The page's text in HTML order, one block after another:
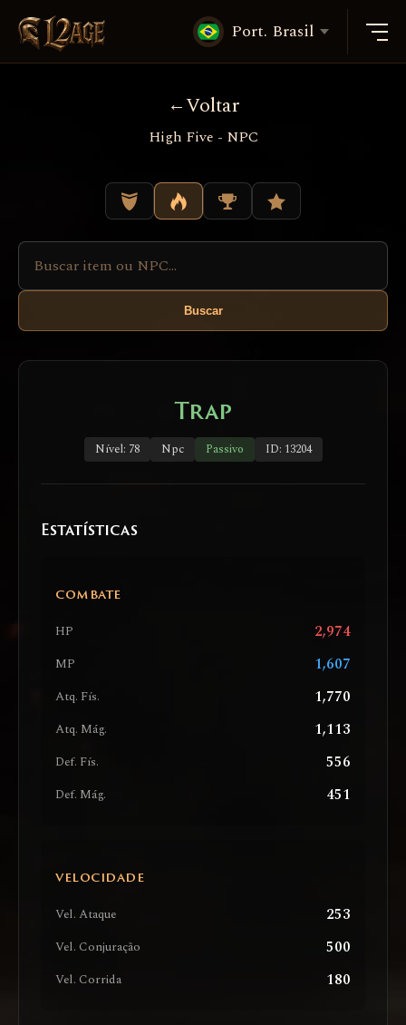
Port. Brasil
Voltar
High Five - NPC
Buscar
Trap
Nível: 78 Npc Passivo ID: 13204
Estatísticas
COMBATE
HP 2,974
MP 1,607
Atq. Fís. 1,770
Atq. Mág. 1,113
Def. Fís. 556
Def. Mág. 451
VELOCIDADE
Vel. Ataque 253
Vel. Conjuração 500
Vel. Corrida 180